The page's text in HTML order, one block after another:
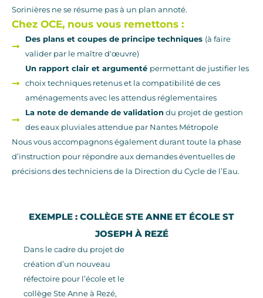
Sorinières ne se résume pas à un plan annoté.
Chez OCE, nous vous remettons :
Des plans et coupes de principe techniques (à faire
valider par le maître d'œuvre)
Un rapport clair et argumenté permettant de justifier les
choix techniques retenus et la compatibilité de ces
aménagements avec les attendus réglementaires
La note de demande de validationdu projet de gestion
des eaux pluviales attendue par Nantes Métropole
Nous vous accompagnons également durant toute la phase
d’instruction pour répondre aux demandes éventuelles de
précisions des techniciens de la Direction du Cycle de l’Eau.
EXEMPLE : COLLÈGE STE ANNE ET ÉCOLE ST
JOSEPH À REZÉ
Dans le cadre du projet de
création d’un nouveau
réfectoire pour l’école et le
collège Ste Anne à Rezé,